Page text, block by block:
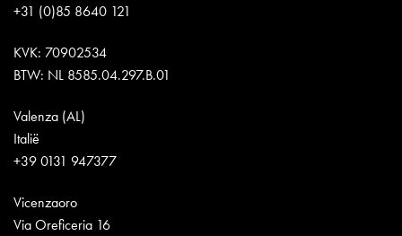
+31 (0)85 8640 121
KVK: 70902534
BTW: NL 8585.04.297.B.01
Valenza (AL)
Italië
+39 0131 947377
Vicenzaoro
Via Oreficeria 16